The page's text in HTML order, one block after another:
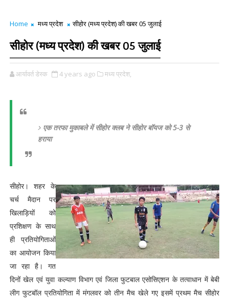
Home मध्य प्रदेश सीहोर (मध्य प्रदेश) की खबर 05 जुलाई
सीहोर (मध्य प्रदेश) की खबर 05 जुलाई
आर्यावर्त डेस्क 4 years ago मध्य प्रदेश,
एक तरफा मुकाबले में सीहोर क्लब ने सीहोर बॉयज को 5-3 से
हराया
सीहोर। शहर के
चर्च मैदान पर
खिलाड़ियों को
प्रशिक्षण के साथ
ही प्रतियोगिताओं
का आयोजन किया
जा रहा है। गत
दिनों खेल एवं युवा कल्याण विभाग एवं जिला फुटबाल एसोसिएशन के तत्वाधान में बेबी
लीग फुटबॉल प्रतियोगिता में मंगलवर को तीन मैच खेले गए इसमें प्रथम मैच सीहोर